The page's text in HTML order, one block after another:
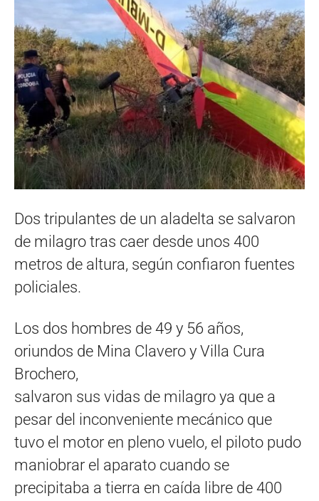
Dos tripulantes de un aladelta se salvaron
de milagro tras caer desde unos 400
metros de altura, según confiaron fuentes
policiales.
Los dos hombres de 49 y 56 años,
oriundos de Mina Clavero y Villa Cura
Brochero,
salvaron sus vidas de milagro ya que a
pesar del inconveniente mecánico que
tuvo el motor en pleno vuelo, el piloto pudo
maniobrar el aparato cuando se
precipitaba a tierra en caída libre de 400